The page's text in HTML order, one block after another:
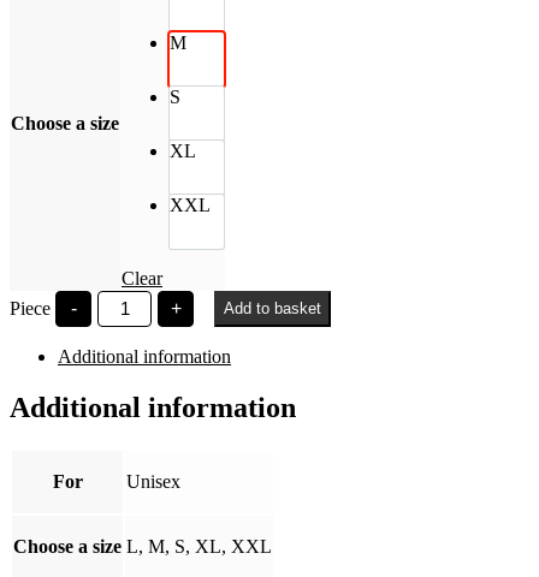
Choose a size
M
S
XL
XXL
Clear
Piece
-
Széchenyi
Egyetem
oversized
quantity
+ Add to basket
Additional information
Additional information
For Unisex
Choose a size L, M, S, XL, XXL